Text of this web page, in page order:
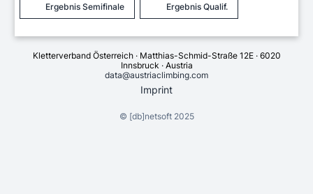
Ergebnis Semifinale Ergebnis Qualif.
Kletterverband Österreich · Matthias-Schmid-Straße 12E · 6020
Innsbruck · Austria
data@austriaclimbing.com
Imprint
© [db]netsoft2025